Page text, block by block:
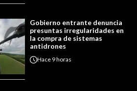
Gobierno entrante denuncia
presuntas irregularidades en
la compra de sistemas
antidrones
Hace 9 horas